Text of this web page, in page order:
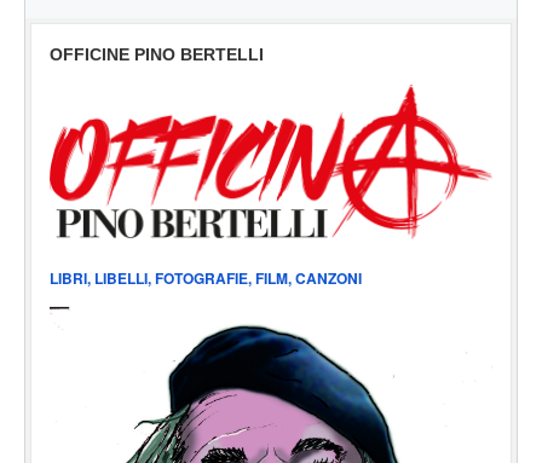
OFFICINE PINO BERTELLI
LIBRI, LIBELLI, FOTOGRAFIE, FILM, CANZONI